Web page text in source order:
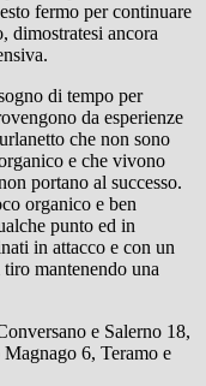
fermo per continuare
dimostratesi ancora
di tempo per
da esperienze
che non sono
e che vivono
portano al successo.
organico e ben
punto ed in
in attacco e con un
mantenendo una
e Salerno 18,
6, Teramo e